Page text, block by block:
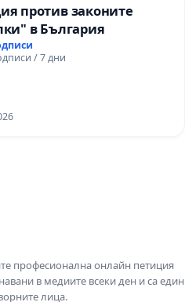
против законите
в България
/ 7 дни
професионална онлайн петиция
в медиите всеки ден и са един
лица.